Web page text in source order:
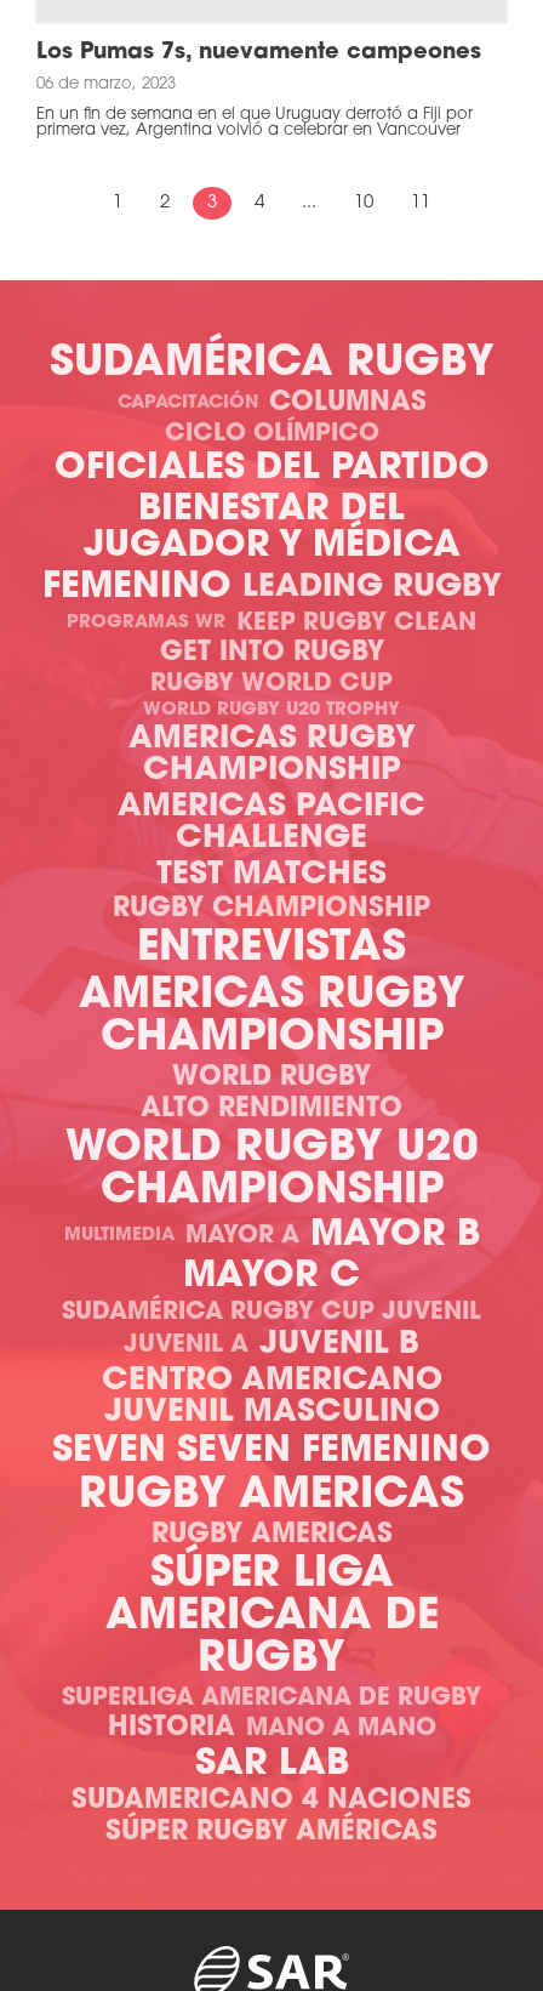
Los Pumas 7s, nuevamente campeones
06 de marzo, 2023
En un fin de semana en el que Uruguay derrotó a Fiji por
primera vez, Argentina volvió a celebrar en Vancouver
2 3 4 ... 10
SUDAMÉRICA RUGBY
CAPACITACIÓN COLUMNAS
CICLO OLÍMPICO
OFICIALES DEL PARTIDO
BIENESTAR DEL
JUGADOR Y MÉDICA
FEMENINO LEADING RUGBY
PROGRAMAS WR KEEP RUGBY CLEAN
GET INTO RUGBY
RUGBY WORLD CUP
WORLD RUGBY U20 TROPHY
AMERICAS RUGBY
CHAMPIONSHIP
AMERICAS PACIFIC
CHALLENGE
TEST MATCHES
RUGBY CHAMPIONSHIP
ENTREVISTAS
AMERICAS RUGBY
CHAMPIONSHIP
WORLD RUGBY
ALTO RENDIMIENTO
WORLD RUGBY U20
CHAMPIONSHIP
MULTIMEDIA MAYOR A MAYOR B
MAYOR C
SUDAMÉRICA RUGBY CUP JUVENIL
JUVENIL A JUVENIL B
CENTRO AMERICANO
JUVENIL MASCULINO
SEVEN SEVEN FEMENINO
RUGBY AMERICAS
RUGBY AMERICAS
SÚPER LIGA
AMERICANA DE
RUGBY
SUPERLIGA AMERICANA DE RUGBY
HISTORIA MANO A MANO
SAR LAB
SUDAMERICANO 4 NACIONES
SÚPER RUGBY AMÉRICAS